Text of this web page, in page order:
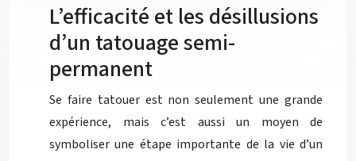
L’efficacité et les désillusions
d’un tatouage semi-
permanent
Se faire tatouer est non seulement une grande
expérience, mais c’est aussi un moyen de
symboliser une étape importante de la vie d’un